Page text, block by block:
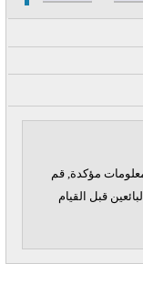
مؤكدة, قم
قبل القيام